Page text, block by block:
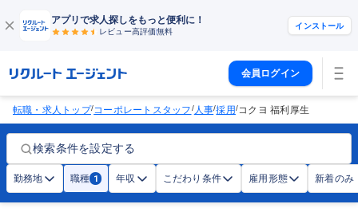
アプリで求人探しをもっと便利に！
レビュー高評価無料
インストール
会員ログイン
転職・求人トップ/コーポレートスタッフ/人事/採用/コクヨ 福利厚生
検索条件を設定する
勤務地 職種 1 年収 こだわり条件 雇用形態 新着のみ